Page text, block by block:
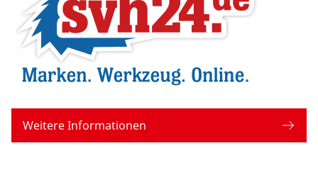
Weitere Informationen